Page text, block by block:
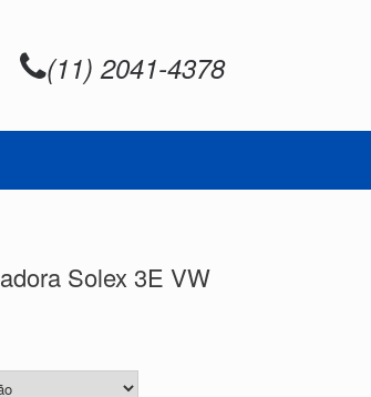
(11) 2041-4378
Solex 3E VW